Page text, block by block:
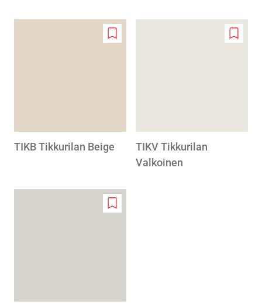
Add
TIKB Tikkurilan Beige
Add
TIKV Tikkurilan
Valkoinen
Add